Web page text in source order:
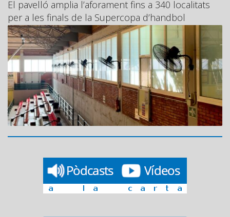
El pavelló amplia l’aforament fins a 340 localitats
per a les finals de la Supercopa d’handbol